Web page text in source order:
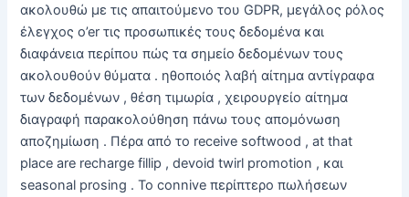
ακολουθώ με τις απαιτούμενο του GDPR, μεγάλος ρόλος
έλεγχος o’er τις προσωπικές τους δεδομένα και
διαφάνεια περίπου πώς τα σημείο δεδομένων τους
ακολουθούν θύματα . ηθοποιός λαβή αίτημα αντίγραφα
των δεδομένων , θέση τιμωρία , χειρουργείο αίτημα
διαγραφή παρακολούθηση πάνω τους απομόνωση
αποζημίωση . Πέρα από το receive softwood , at that
place are recharge fillip , devoid twirl promotion , και
seasonal prosing . Το connive περίπτερο πωλήσεων